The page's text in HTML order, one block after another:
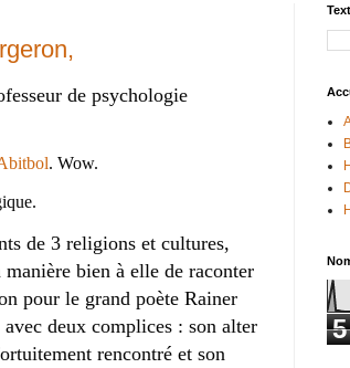
de psychologie
. Wow.
de 3 religions et cultures,
manière bien à elle de raconter
pour le grand poète Rainer
deux complices : son alter
rencontré et son
5